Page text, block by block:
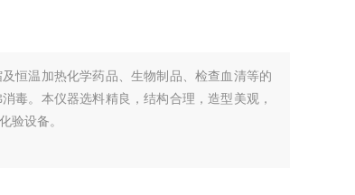
恒温加热化学药品、生物制品、检查血清等的
毒。本仪器选料精良，结构合理，造型美观，
验设备。